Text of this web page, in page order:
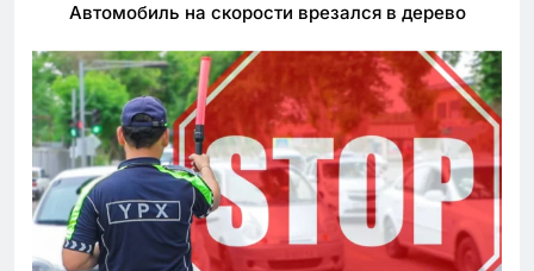
Автомобиль на скорости врезался в дерево